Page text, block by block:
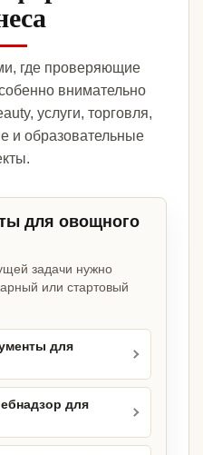
где проверяющие
внимательно
услуги, торговля,
и образовательные
для овощного
задачи нужно
или стартовый
для
для